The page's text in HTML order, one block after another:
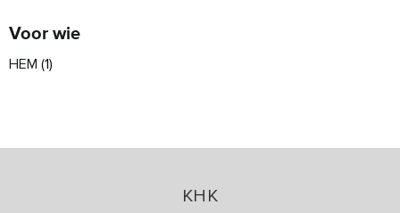
Voor wie
HEM (1)
KHK